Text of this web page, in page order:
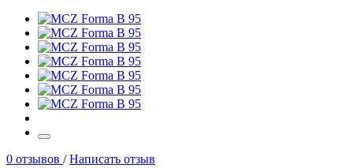
0 отзывов /Написать отзыв